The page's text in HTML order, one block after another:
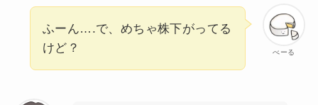
べーる
ふーん….で、めちゃ株下がってる
けど？